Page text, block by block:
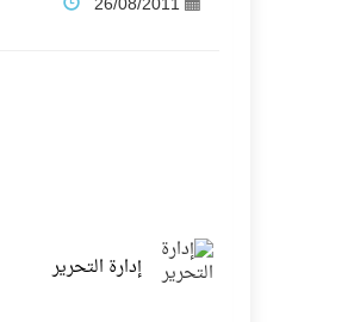
فنّ المكاتب للتجارة
تنافس قوي بين كبرى
سيل الخير يروي ملاعب
إدارة التحرير